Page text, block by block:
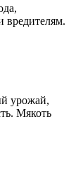
вредителям.
урожай,
Мякоть